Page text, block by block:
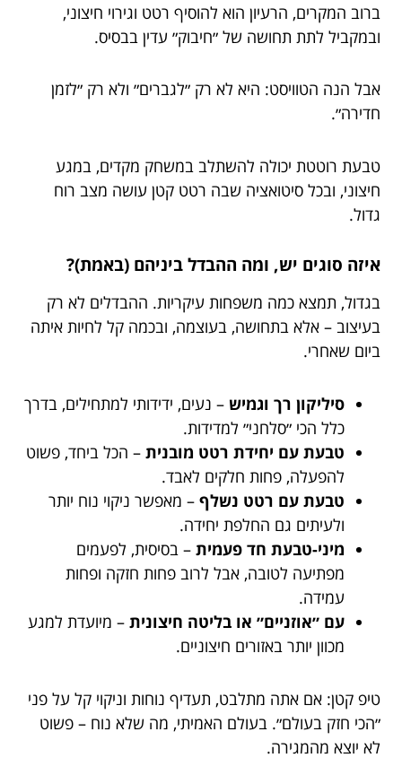
ברוב המקרים, הרעיון הוא להוסיף רטט וגירוי חיצוני,
ובמקביל לתת תחושה של ״חיבוק״ עדין בבסיס.
אבל הנה הטוויסט: היא לא רק ״לגברים״ ולא רק ״לזמן
חדירה״.
טבעת רוטטת יכולה להשתלב במשחק מקדים, במגע
חיצוני, ובכל סיטואציה שבה רטט קטן עושה מצב רוח
גדול.
איזה סוגים יש, ומה ההבדל ביניהם (באמת)?
בגדול, תמצא כמה משפחות עיקריות. ההבדלים לא רק
בעיצוב – אלא בתחושה, בעוצמה, ובכמה קל לחיות איתה
ביום שאחרי.
סיליקון רך וגמיש – נעים, ידידותי למתחילים, בדרך
כלל הכי ״סלחני״ למדידות.
טבעת עם יחידת רטט מובנית – הכל ביחד, פשוט
להפעלה, פחות חלקים לאבד.
טבעת עם רטט נשלף – מאפשר ניקוי נוח יותר
ולעיתים גם החלפת יחידה.
מיני-טבעת חד פעמית – בסיסית, לפעמים
מפתיעה לטובה, אבל לרוב פחות חזקה ופחות
עמידה.
עם ״אוזניים״ או בליטה חיצונית – מיועדת למגע
מכוון יותר באזורים חיצוניים.
טיפ קטן: אם אתה מתלבט, תעדיף נוחות וניקוי קל על פני
״הכי חזק בעולם״. בעולם האמיתי, מה שלא נוח – פשוט
לא יוצא מהמגירה.